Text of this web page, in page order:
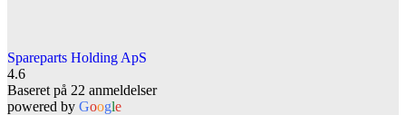
Spareparts Holding ApS
4.6
Baseret på 22 anmeldelser
powered by Google